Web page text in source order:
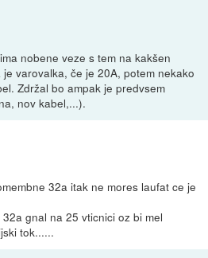
nobene veze s tem na kakšen
varovalka, če je 20A, potem nekako
Zdržal bo ampak je predvsem
nov kabel,...).
32a itak ne mores laufat ce je
gnal na 25 vticnici oz bi mel
tok......